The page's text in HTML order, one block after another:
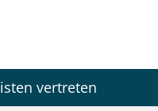
vertreten